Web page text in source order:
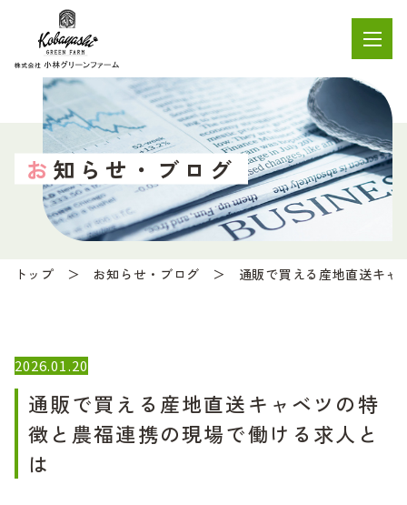
お知らせ・ブログ
トップ お知らせ・ブログ 通販で買える産地直送キャ
通販で買える産地直送キャベツの特
徴と農福連携の現場で働ける求人と
は
2026.01.20